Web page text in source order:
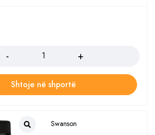
Shtoje në shportë
Swanson